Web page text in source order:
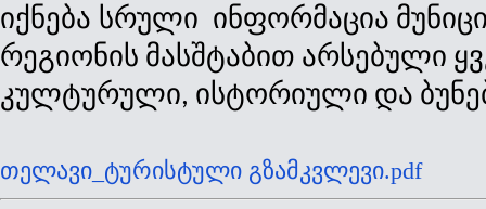
იქნება სრული ინფორმაცია
რეგიონის მასშტაბით არსებული
კულტურული, ისტორიული და
თელავი_ტურისტული გზამკვლევი.pdf